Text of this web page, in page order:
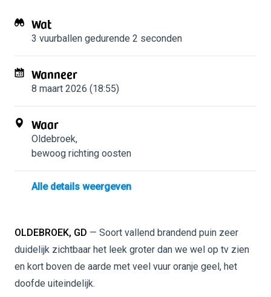
Wat
3 vuurballen gedurende 2 seconden
Wanneer
8 maart 2026 (18:55)
Waar
Oldebroek,
bewoog richting oosten
Alle details weergeven
OLDEBROEK, GD — Soort vallend brandend puin zeer
duidelijk zichtbaar het leek groter dan we wel op tv zien
en kort boven de aarde met veel vuur oranje geel, het
doofde uiteindelijk.